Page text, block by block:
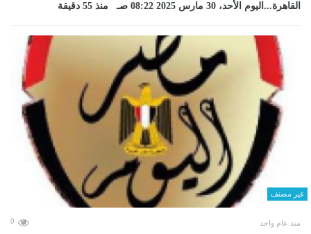
القاهرة...اليوم الأحد، 30 مارس 2025 08:22 صـ منذ 55 دقيقة
غير مصنف
منذ عام واحد 0